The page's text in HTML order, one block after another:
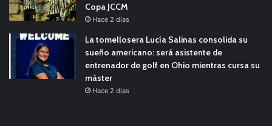
Copa JCCM
Hace 2 días
La tomellosera Lucía Salinas consolida su
sueño americano: será asistente de
entrenador de golf en Ohio mientras cursa su
máster
Hace 2 días